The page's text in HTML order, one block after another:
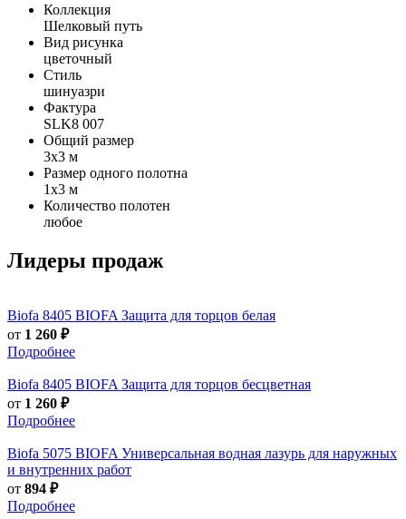
Коллекция
Шелковый путь
Вид рисунка
цветочный
Стиль
шинуазри
Фактура
SLK8 007
Общий размер
3х3 м
Размер одного полотна
1х3 м
Количество полотен
любое
Лидеры продаж
Biofa 8405 BIOFA Защита для торцов белая
от 1 260 ₽
Подробнее
Biofa 8405 BIOFA Защита для торцов бесцветная
от 1 260 ₽
Подробнее
Biofa 5075 BIOFA Универсальная водная лазурь для наружных
и внутренних работ
от 894 ₽
Подробнее